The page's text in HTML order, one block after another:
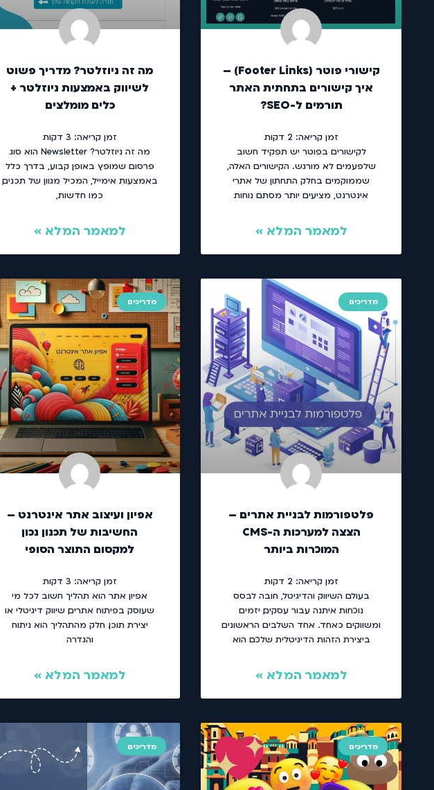
קישורי פוטר (Footer Links) –
איך קישורים בתחתית האתר
תורמים ל-SEO?
זמן קריאה: 2 דקות
לקישורים בפוטר יש תפקיד חשוב
שלפעמים לא מורגש. הקישורים האלה,
שממוקמים בחלק התחתון של אתרי
אינטרנט, מציעים יותר מסתם נוחות
למאמר המלא »
מה זה ניוזלטר? מדריך פשוט
לשיווק באמצעות ניוזלטר +
כלים מומלצים
זמן קריאה: 3 דקות
מה זה ניוזלטר? Newsletter הוא סוג
פרסום שמופץ באופן קבוע, בדרך כלל
באמצעות אימייל, המכיל מגוון של תכנים,
כמו חדשות,
למאמר המלא »
מדריכים
פלטפורמות לבניית אתרים –
הצצה למערכות ה-CMS
המוכרות ביותר
זמן קריאה: 2 דקות
בעולם השיווק והדיגיטל, חובה לבסס
נוכחות איתנה עבור עסקים, יזמים
ומשווקים כאחד. אחד השלבים הראשונים
ביצירת הזהות הדיגיטלית שלכם הוא
למאמר המלא »
מדריכים
אפיון ועיצוב אתר אינטרנט –
החשיבות של תכנון נכון
למקסום התוצר הסופי
זמן קריאה: 3 דקות
אפיון אתר הוא תהליך חשוב לכל מי
שעוסק בפיתוח אתרים, שיווק דיגיטלי או
יצירת תוכן. חלק מהתהליך הוא ניתוח
והגדרה
למאמר המלא »
מדריכים מדריכים